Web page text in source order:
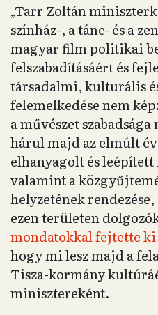
„Tarr Zoltán
színház-, a tánc- és a
magyar film politikai
felszabadításáért és
társadalmi, kulturális
felemelkedése nem
a művészet
hárul majd az elmúlt
elhanyagolt és
valamint a
helyzetének
ezen területen
mondatokkal fejtette
hogy mi lesz majd a
Tisza-kormány
minisztereként.